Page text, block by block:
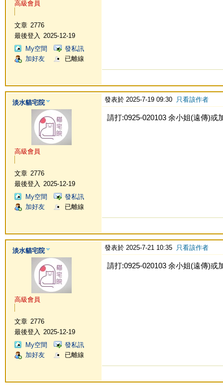
高級會員
文章 2776
最後登入
2025-12-19
My空間
發私訊
加好友
已離線
淡水貓宅院
高級會員
文章 2776
最後登入
2025-12-19
My空間
發私訊
加好友
已離線
發表於 2025-7-19 09:30 只看該作者
請打:0925-020103 余小姐(遠傳)或
淡水貓宅院
高級會員
文章 2776
最後登入
2025-12-19
My空間
發私訊
加好友
已離線
發表於 2025-7-21 10:35 只看該作者
請打:0925-020103 余小姐(遠傳)或